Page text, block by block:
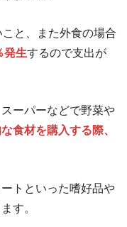
こと、また外食の場合
発生するので支出が
ーパーなどで野菜や
食材を購入する際、
トといった嗜好品や
す。